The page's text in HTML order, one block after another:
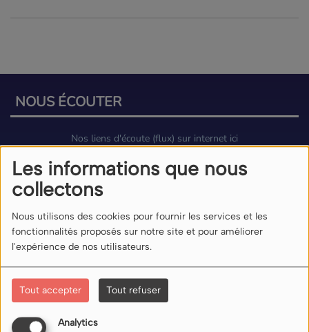
Les informations que nous
collectons
Nous utilisons des cookies pour fournir les services et les
fonctionnalités proposés sur notre site et pour améliorer
l'expérience de nos utilisateurs.
Tout accepter Tout refuser
Analytics
NOUS ÉCOUTER
Nos liens d'écoute (flux) sur internet ici